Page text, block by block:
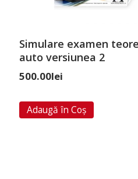
Simulare examen
auto versiunea 2
500.00lei
Adaugă în Coș